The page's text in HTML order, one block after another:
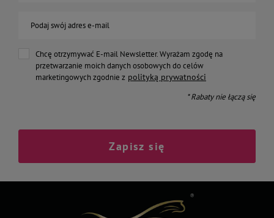
Podaj swój adres e-mail
Chcę otrzymywać E-mail Newsletter. Wyrażam zgodę na
przetwarzanie moich danych osobowych do celów
marketingowych zgodnie z polityką prywatności
* Rabaty nie łączą się
Zapisz się